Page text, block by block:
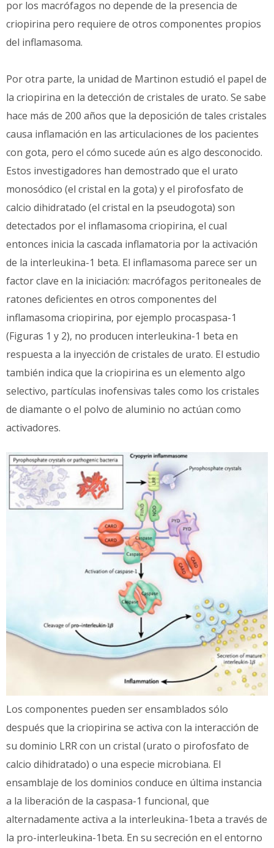
por los macrófagos no depende de la presencia de
criopirina pero requiere de otros componentes propios
del inflamasoma.
Por otra parte, la unidad de Martinon estudió el papel de
la criopirina en la detección de cristales de urato. Se sabe
hace más de 200 años que la deposición de tales cristales
causa inflamación en las articulaciones de los pacientes
con gota, pero el cómo sucede aún es algo desconocido.
Estos investigadores han demostrado que el urato
monosódico (el cristal en la gota) y el pirofosfato de
calcio dihidratado (el cristal en la pseudogota) son
detectados por el inflamasoma criopirina, el cual
entonces inicia la cascada inflamatoria por la activación
de la interleukina-1 beta. El inflamasoma parece ser un
factor clave en la iniciación: macrófagos peritoneales de
ratones deficientes en otros componentes del
inflamasoma criopirina, por ejemplo procaspasa-1
(Figuras 1 y 2), no producen interleukina-1 beta en
respuesta a la inyección de cristales de urato. El estudio
también indica que la criopirina es un elemento algo
selectivo, partículas inofensivas tales como los cristales
de diamante o el polvo de aluminio no actúan como
activadores.
Los componentes pueden ser ensamblados sólo
después que la criopirina se activa con la interacción de
su dominio LRR con un cristal (urato o pirofosfato de
calcio dihidratado) o una especie microbiana. El
ensamblaje de los dominios conduce en última instancia
a la liberación de la caspasa-1 funcional, que
alternadamente activa a la interleukina-1beta a través de
la pro-interleukina-1beta. En su secreción en el entorno